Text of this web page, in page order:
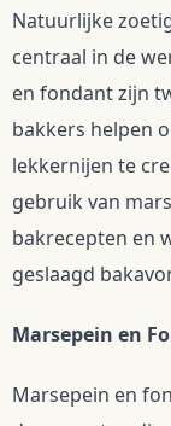
Natuurlijke
centraal in de
en fondant zijn
bakkers helpen
lekkernijen te
gebruik van
bakrecepten en
geslaagd
Marsepein en
Marsepein en